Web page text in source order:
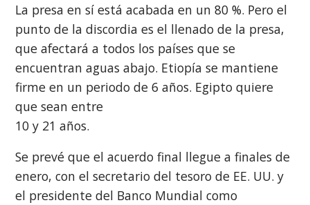
La presa en sí está acabada en un 80 %. Pero el
punto de la discordia es el llenado de la presa,
que afectará a todos los países que se
encuentran aguas abajo. Etiopía se mantiene
firme en un periodo de 6 años. Egipto quiere
que sean entre
10 y 21 años.
Se prevé que el acuerdo final llegue a finales de
enero, con el secretario del tesoro de EE. UU. y
el presidente del Banco Mundial como